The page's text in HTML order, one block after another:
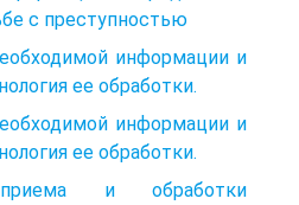
с преступностью
информации и
ее обработки.
информации и
ее обработки.
и обработки